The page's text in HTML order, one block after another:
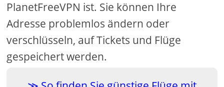
PlanetFreeVPN ist. Sie können Ihre
Adresse problemlos ändern oder
verschlüsseln, auf Tickets und Flüge
gespeichert werden.